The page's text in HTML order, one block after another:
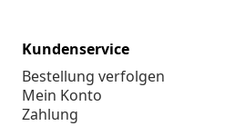
Kundenservice
Bestellung verfolgen
Mein Konto
Zahlung